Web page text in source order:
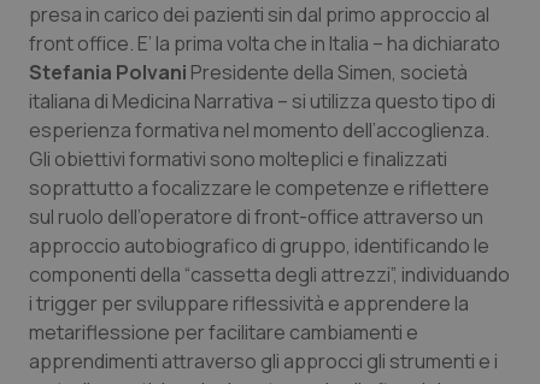
Psoriasi & pelle
Quotidiano Cardiologia
Quotidiano Chirurgia
Quotidiano Oncologia
Quotidiano Pediatria
Rene & patologie urogenitali
presa in carico dei pazienti sin dal primo approccio al
front office. E’ la prima volta che in Italia – ha dichiarato
Stefania Polvani Presidente della Simen, società
italiana di Medicina Narrativa – si utilizza questo tipo di
esperienza formativa nel momento dell’accoglienza.
Gli obiettivi formativi sono molteplici e finalizzati
soprattutto a focalizzare le competenze e riflettere
sul ruolo dell’operatore di front-office attraverso un
approccio autobiografico di gruppo, identificando le
componenti della “cassetta degli attrezzi”, individuando
i trigger per sviluppare riflessività e apprendere la
metariflessione per facilitare cambiamenti e
apprendimenti attraverso gli approcci gli strumenti e i